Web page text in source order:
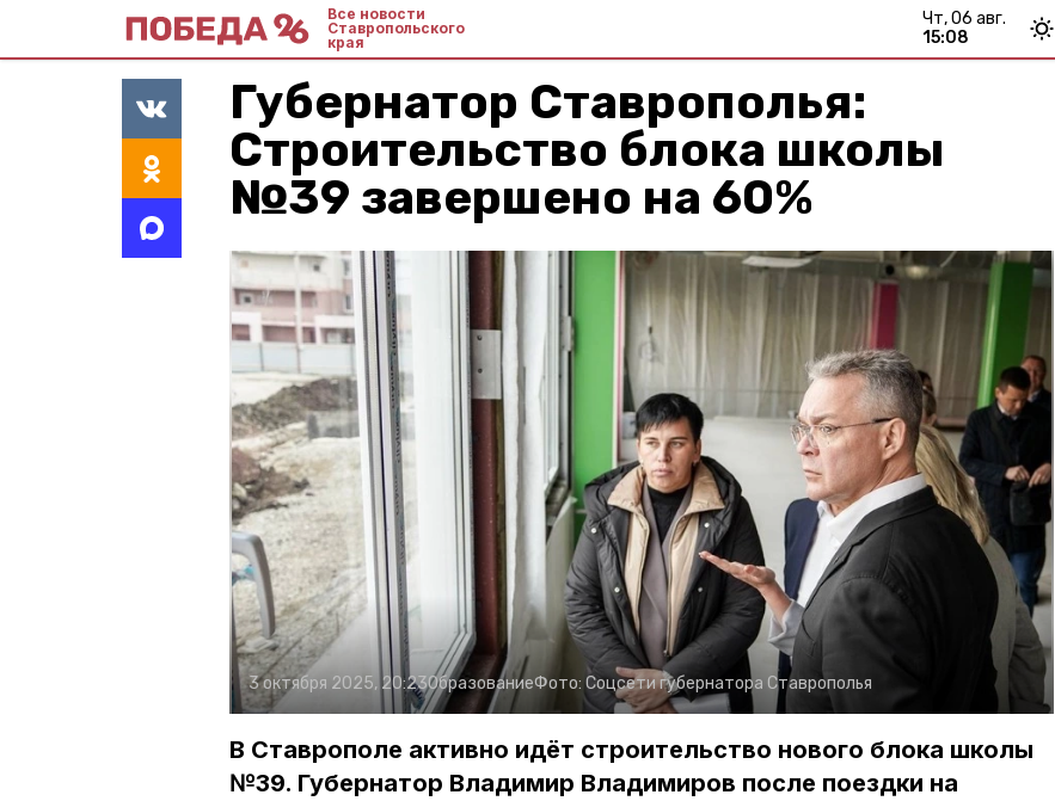
Все новости
Ставропольского
края
чт, 06 авг.
15:08
Губернатор Ставрополья:
Строительство блока школы
№39 завершено на 60%
3 октября 2025, 20:23ОбразованиеФото: Соцсети губернатора Ставрополья
В Ставрополе активно идёт строительство нового блока школы
№39. Губернатор Владимир Владимиров после поездки на